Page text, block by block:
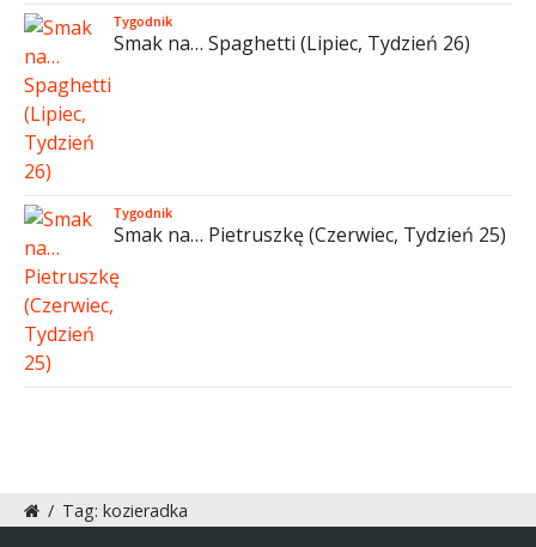
Tygodnik
Smak na… Spaghetti (Lipiec, Tydzień 26)
Tygodnik
Smak na… Pietruszkę (Czerwiec, Tydzień 25)
/ Tag: kozieradka